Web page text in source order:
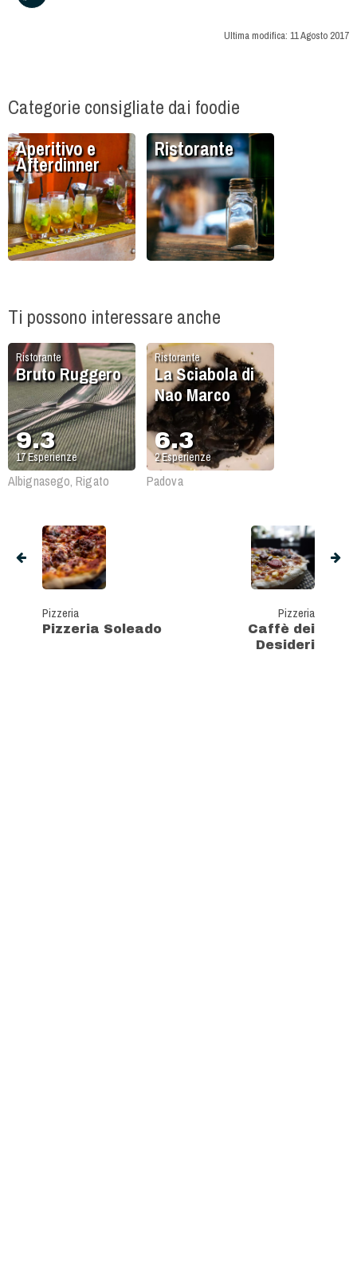
Ultima modifica: 11 Agosto 2017
Categorie consigliate dai foodie
Aperitivo e
Afterdinner
Ristorante
Ti possono interessare anche
Ristorante
Bruto Ruggero
9.3
17Esperienze
Albignasego, Rigato
Ristorante
La Sciabola di
Nao Marco
6.3
2Esperienze
Padova
Pizzeria
Pizzeria Soleado
Pizzeria
Caffè dei
Desideri